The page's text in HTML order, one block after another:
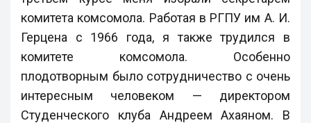
комитета комсомола. Работая в РГПУ им А. И.
Герцена с 1966 года, я также трудился в
комитете комсомола. Особенно
плодотворным было сотрудничество с очень
интересным человеком — директором
Студенческого клуба Андреем Ахаяном. В